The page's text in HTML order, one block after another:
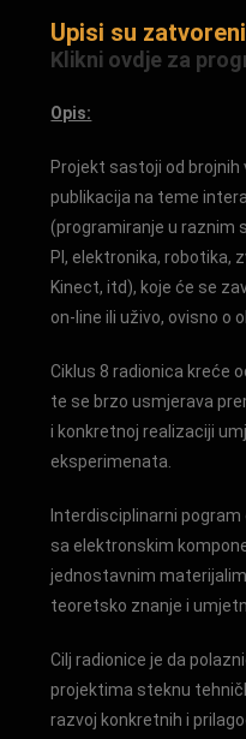
Upisi su zatvoreni
Klikni ovdje za
Opis:
Projekt sastoji od
publikacija na teme
(programiranje u raznim
PI, elektronika, robotika,
Kinect, itd), koje će se
on-line ili uživo, ovisno o
Ciklus 8 radionica kreće
te se brzo usmjerava
i konkretnoj realizaciji
eksperimenata.
Interdisciplinarni
sa elektronskim
jednostavnim
teoretsko znanje i
Cilj radionice je da
projektima steknu
razvoj konkretnih i